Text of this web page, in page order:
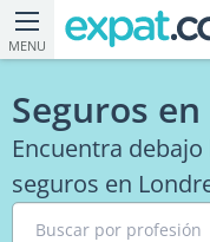
MENU
Seguros
Encuentra
seguros en
Buscar por profesión